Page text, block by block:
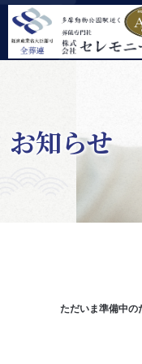
お知らせ
ただいま準備中の